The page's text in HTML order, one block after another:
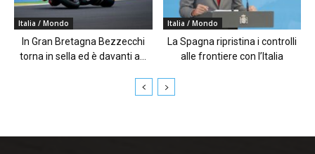
Italia / Mondo
In Gran Bretagna Bezzecchi
torna in sella ed è davanti a...
Italia / Mondo
La Spagna ripristina i controlli
alle frontiere con l’Italia